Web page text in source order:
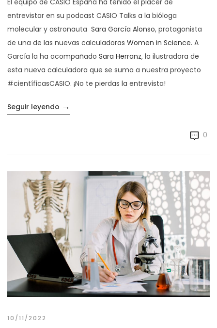
El equipo de CASIO España ha tenido el placer de
entrevistar en su podcast CASIO Talks a la bióloga
molecular y astronauta Sara García Alonso, protagonista
de una de las nuevas calculadoras Women in Science. A
García la ha acompañado Sara Herranz, la ilustradora de
esta nueva calculadora que se suma a nuestra proyecto
#científicasCASIO. ¡No te pierdas la entrevista!
Seguir leyendo «Entrevistamos a la astronauta Sara
→
0
10/11/2022